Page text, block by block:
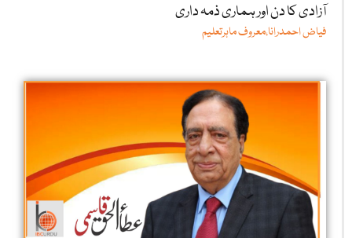
آزادی کا دن اور ہماری ذمہ داری
فیاض احمدرانا،معروف ماہرتعلیم